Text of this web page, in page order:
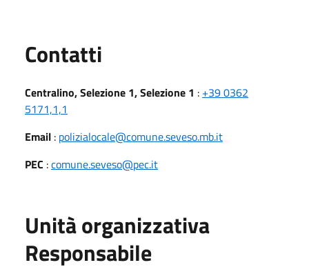
Contatti
Centralino, Selezione 1, Selezione 1 : +39 0362
5171,1,1
Email : polizialocale@comune.seveso.mb.it
PEC :comune.seveso@pec.it
Unità organizzativa
Responsabile